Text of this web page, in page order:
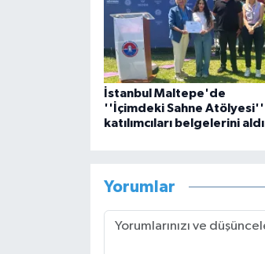
İstanbul Maltepe'de
''İçimdeki Sahne Atölyesi''
katılımcıları belgelerini aldı
Yorumlar